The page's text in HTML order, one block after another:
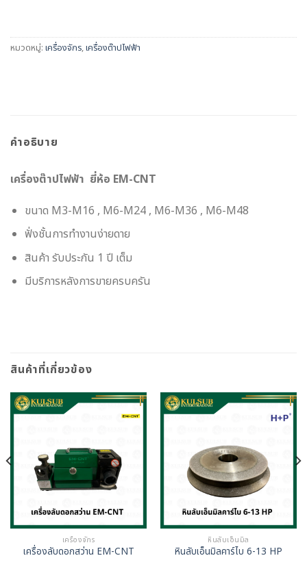
หมวดหมู่: เครื่องจักร,เครื่องต๊าปไฟฟ้า
คำอธิบาย
เครื่องต๊าปไฟฟ้า ยี่ห้อ EM-CNT
ขนาด M3-M16 , M6-M24 , M6-M36 , M6-M48
ฟั่งชั้นการทำงานง่ายดาย
สินค้า รับประกัน 1 ปี เต็ม
มีบริการหลังการขายครบครัน
สินค้าที่เกี่ยวข้อง
เครื่องจักร
เครื่องลับดอกสว่าน EM-CNT
หินลับเอ็นมิล
หินลับเอ็นมิลคาร์ไบ 6-13 HP